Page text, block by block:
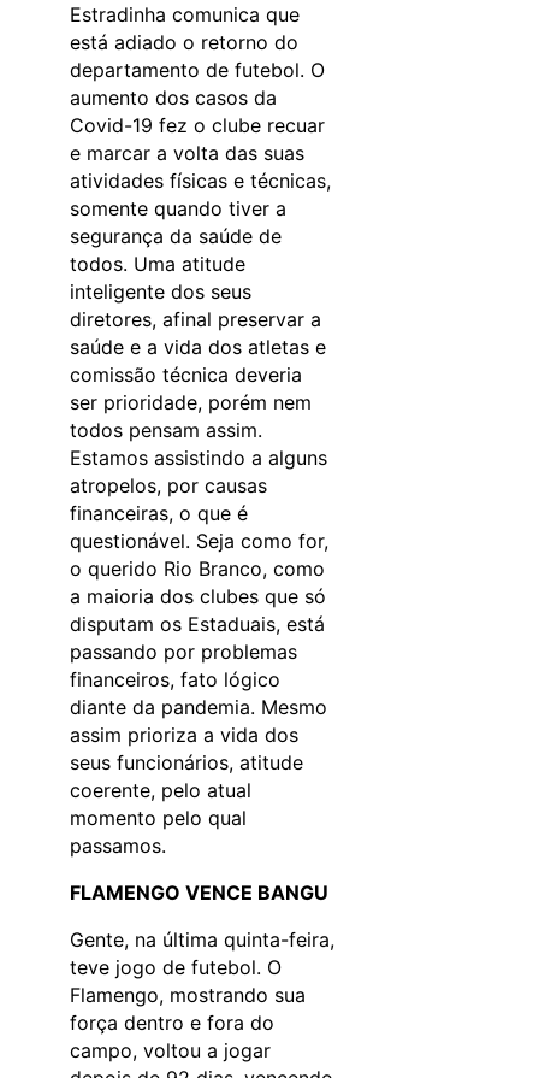
Estradinha comunica que
está adiado o retorno do
departamento de futebol. O
aumento dos casos da
Covid-19 fez o clube recuar
e marcar a volta das suas
atividades físicas e técnicas,
somente quando tiver a
segurança da saúde de
todos. Uma atitude
inteligente dos seus
diretores, afinal preservar a
saúde e a vida dos atletas e
comissão técnica deveria
ser prioridade, porém nem
todos pensam assim.
Estamos assistindo a alguns
atropelos, por causas
financeiras, o que é
questionável. Seja como for,
o querido Rio Branco, como
a maioria dos clubes que só
disputam os Estaduais, está
passando por problemas
financeiros, fato lógico
diante da pandemia. Mesmo
assim prioriza a vida dos
seus funcionários, atitude
coerente, pelo atual
momento pelo qual
passamos.
FLAMENGO VENCE BANGU
Gente, na última quinta-feira,
teve jogo de futebol. O
Flamengo, mostrando sua
força dentro e fora do
campo, voltou a jogar